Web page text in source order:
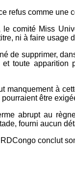
refus comme une
comité Miss
ni à faire usage
de supprimer,
toute apparition
manquement à
être
abrupt au
fourni aucun
conclut